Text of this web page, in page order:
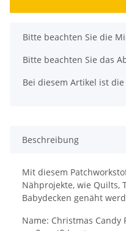
x
Bitte beachten Sie die
Bitte beachten Sie das
Bei diesem Artikel ist
Beschreibung
Mit diesem
Nähprojekte, wie Quilts,
Babydecken genäht
Name: Christmas Candy